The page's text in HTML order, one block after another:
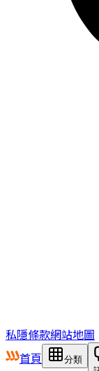
私隱條款網站地圖
首頁
分類